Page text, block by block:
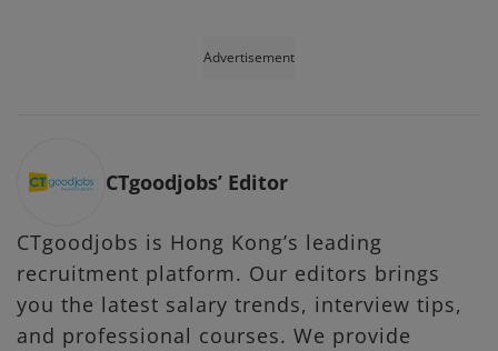
Advertisement
CTgoodjobs’ Editor
CTgoodjobs is Hong Kong’s leading
recruitment platform. Our editors brings
you the latest salary trends, interview tips,
and professional courses. We provide